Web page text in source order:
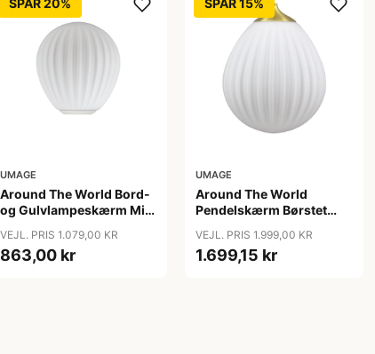
UMAGE
Around The World Bord-
og Gulvlampeskærm Mini
VEJL. PRIS 1.079,00 KR
863,00 kr
UMAGE
Around The World
Pendelskærm Børstet
VEJL. PRIS 1.999,00 KR
1.699,15 kr